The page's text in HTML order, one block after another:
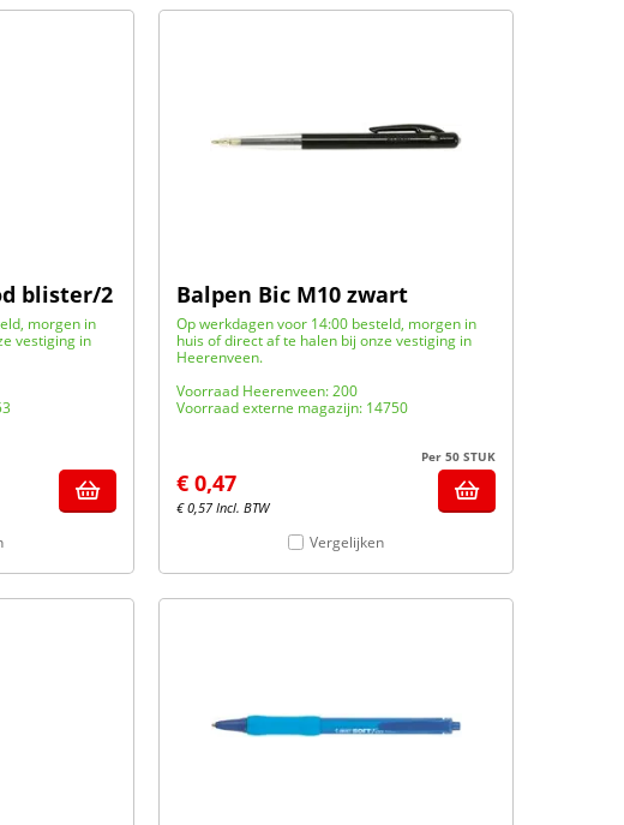
blister/2
morgen in
vestiging in
Balpen Bic M10 zwart
Op werkdagen voor 14:00 besteld, morgen in
huis of direct af te halen bij onze vestiging in
Heerenveen.
Voorraad Heerenveen: 200
Voorraad externe magazijn: 14750
Per 50 STUK
€ 0,47
€0,57 Incl. BTW
Vergelijken